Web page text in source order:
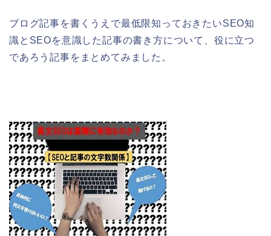
ブログ記事を書くうえで最低限知っておきたいSEO知
識とSEOを意識した記事の書き方について、役に立つ
であろう記事をまとめてみました。